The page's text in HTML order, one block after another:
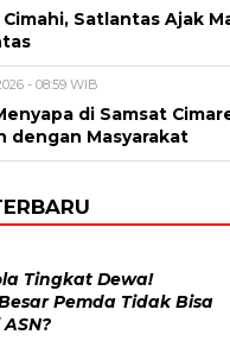
Cimahi, Satlantas Ajak
- 08:59 WIB
di Samsat
dengan Masyarakat
Tingkat Dewa!
Pemda Tidak Bisa